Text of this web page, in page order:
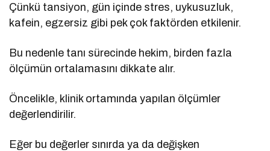
Çünkü tansiyon, gün içinde stres, uykusuzluk,
kafein, egzersiz gibi pek çok faktörden etkilenir.
Bu nedenle tanı sürecinde hekim, birden fazla
ölçümün ortalamasını dikkate alır.
Öncelikle, klinik ortamında yapılan ölçümler
değerlendirilir.
Eğer bu değerler sınırda ya da değişken